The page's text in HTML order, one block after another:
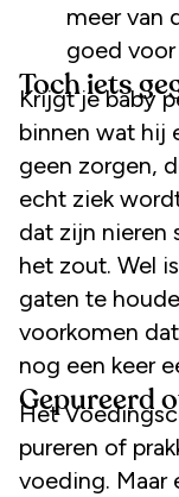
meer van
goed voor
Toch iets
Krijgt je baby
binnen wat hij
geen zorgen,
echt ziek
dat zijn nieren
het zout. Wel
gaten te
voorkomen
nog een keer
Gepureerd
Het
pureren of
voeding. Maar